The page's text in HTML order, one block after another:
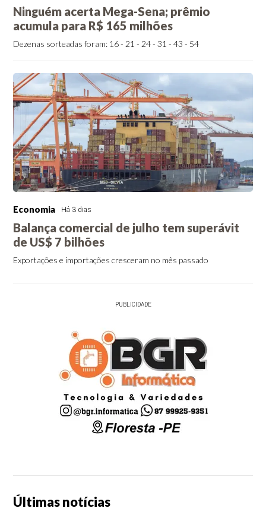
Ninguém acerta Mega-Sena; prêmio
acumula para R$ 165 milhões
Dezenas sorteadas foram: 16 - 21 - 24 - 31 - 43 - 54
Economia Há 3 dias
Balança comercial de julho tem superávit
de US$ 7 bilhões
Exportações e importações cresceram no mês passado
PUBLICIDADE
Últimas notícias